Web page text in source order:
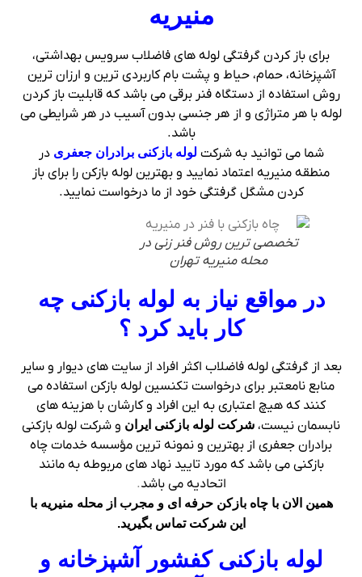
منیریه
برای باز کردن گرفتگی لوله های فاضلاب سرویس بهداشتی،
آشپزخانه، حمام، حیاط و پشت بام کاربردی ترین و ارزان ترین
روش استفاده از دستگاه فنر برقی می باشد که قابلیت باز کردن
لوله با هر متراژی و از هر جنسی بدون آسیب در هر شرایطی می
باشد.
شما می توانید به شرکت لوله بازکنی برادران جعفری در
منطقه منیریه اعتماد نمایید و بهترین لوله بازکن را برای باز
کردن مشگل گرفتگی خود از ما درخواست نمایید.
تخصصی ترین روش فنر زنی در
محله منیریه تهران
در مواقع نیاز به لوله بازکنی چه
کار باید کرد ؟
بعد از گرفتگی لوله فاضلاب اکثر افراد از سایت های دیوار و سایر
منابع نامعتبر برای درخواست تکنسین لوله بازکن استفاده می
کنند که هیچ اعتباری به این افراد و کارشان با هزینه های
نابسمان نیست، شرکت لوله بازکنی ایران و شرکت لوله بازکنی
برادران جعفری از بهترین و نمونه ترین مؤسسه خدمات چاه
بازکنی می باشد که مورد تایید نهاد های مربوطه به مانند
اتحادیه می باشد.
همین الان با چاه بازکن حرفه ای و مجرب از محله منیریه با
این شرکت تماس بگیرید.
لوله بازکنی کفشور آشپزخانه و